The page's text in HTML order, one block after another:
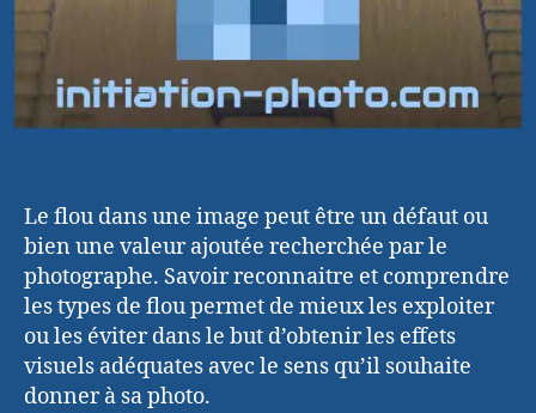
Le flou dans une image peut être un défaut ou
bien une valeur ajoutée recherchée par le
photographe. Savoir reconnaitre et comprendre
les types de flou permet de mieux les exploiter
ou les éviter dans le but d’obtenir les effets
visuels adéquates avec le sens qu’il souhaite
donner à sa photo.